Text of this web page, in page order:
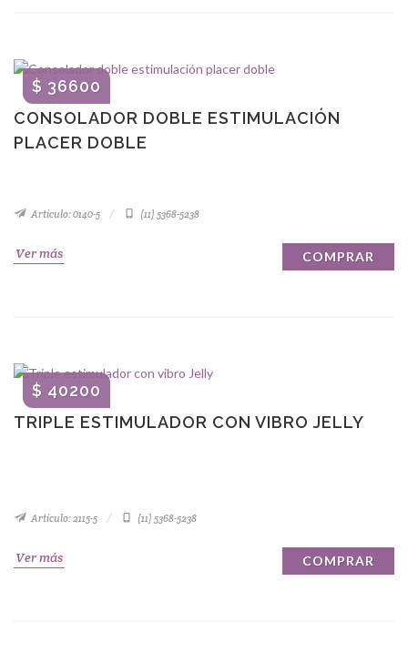
CONSOLADOR DOBLE ESTIMULACIÓN
PLACER DOBLE
$ 36600
Artículo: 0140-5 (11) 5368-5238
Ver más COMPRAR
TRIPLE ESTIMULADOR CON VIBRO JELLY
$ 40200
Artículo: 2115-5 (11) 5368-5238
Ver más COMPRAR